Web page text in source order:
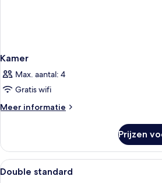
Kamer
Max. aantal: 4
Gratis wifi
Meer informatie
Meer
Prijzen
Alle
foto's
Een
1
Double standard